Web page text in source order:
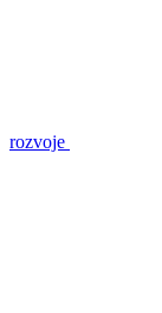
rozvoje